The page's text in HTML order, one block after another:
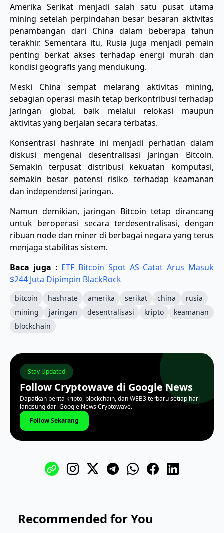
Amerika Serikat menjadi salah satu pusat utama
mining setelah perpindahan besar besaran aktivitas
penambangan dari China dalam beberapa tahun
terakhir. Sementara itu, Rusia juga menjadi pemain
penting berkat akses terhadap energi murah dan
kondisi geografis yang mendukung.
Meski China sempat melarang aktivitas mining,
sebagian operasi masih tetap berkontribusi terhadap
jaringan global, baik melalui relokasi maupun
aktivitas yang berjalan secara terbatas.
Konsentrasi hashrate ini menjadi perhatian dalam
diskusi mengenai desentralisasi jaringan Bitcoin.
Semakin terpusat distribusi kekuatan komputasi,
semakin besar potensi risiko terhadap keamanan
dan independensi jaringan.
Namun demikian, jaringan Bitcoin tetap dirancang
untuk beroperasi secara terdesentralisasi, dengan
ribuan node dan miner di berbagai negara yang terus
menjaga stabilitas sistem.
Baca juga : ETF Bitcoin Spot AS Catat Arus Masuk
$244 Juta Dipimpin BlackRock
bitcoin hashrate amerika serikat china
rusia
mining
jaringan desentralisasi kripto
keamanan
blockchain
Stay Updated
Follow Cryptowave di Google News
Dapatkan berita kripto, blockchain, dan WEB3 terbaru setiap hari
langsung dari Google News Cryptowave.
Follow Sekarang
Recommended for You